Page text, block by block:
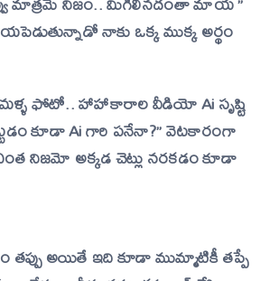
నాకు ఒక్క ముక్క అర్థం
నెమళ్ళ ఫోటో.. హాహాకారాల వీడియో Ai సృష్టి
కూడా Ai గారి పనేనా?” వెటకారంగా
ఎంత నిజమో అక్కడ చెట్లు నరకడం కూడా
తప్పు అయితే ఇది కూడా ముమ్మాటికీ తప్పే